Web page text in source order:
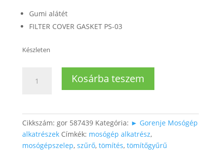
Gumi alátét
FILTER COVER GASKET PS-03
Készleten
szűrő
Kosárba teszem
Cikkszám: gor 587439 Kategória: ► Gorenje Mosógép
alkatrészek Címkék: mosógép alkatrész,
mosógépszelep, szűrő, tömítés, tömítőgyűrű